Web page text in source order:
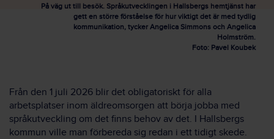
På väg ut till besök. Språkutvecklingen i Hallsbergs hemtjänst har
gett en större förståelse för hur viktigt det är med tydlig
kommunikation, tycker Angelica Simmons och Angelica
Holmström.
Foto: Pavel Koubek
Från den 1 juli 2026 blir det obligatoriskt för alla
arbetsplatser inom äldreomsorgen att börja jobba med
språkutveckling om det finns behov av det. I Hallsbergs
kommun ville man förbereda sig redan i ett tidigt skede.